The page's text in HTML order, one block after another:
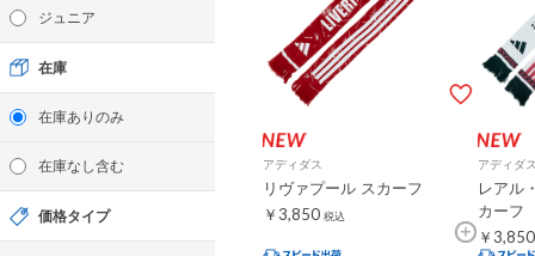
ジュニア
在庫
在庫ありのみ
在庫なし含む
価格タイプ
アディダス
リヴァプール スカーフ
￥3,850 税込
アディダ
レアル
カーフ
￥3,850